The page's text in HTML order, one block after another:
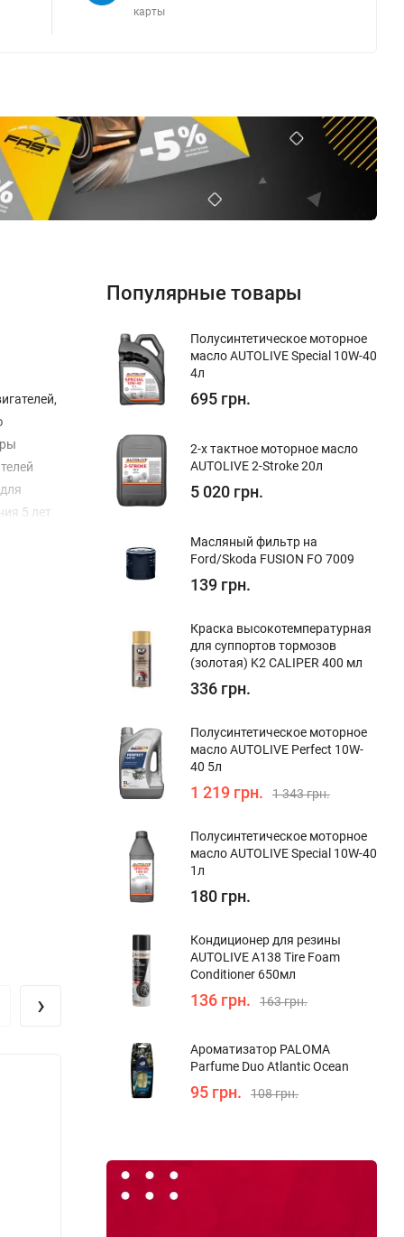
карты
5 лет
›
Популярные товары
Полуcинтетическое моторное
масло AUTOLIVE Special 10W-40
4л
695 грн.
2-х тактное моторное масло
AUTOLIVE 2-Stroke 20л
5 020 грн.
Масляный фильтр на
Ford/Skoda FUSION FO 7009
139 грн.
Краска высокотемпературная
для суппортов тормозов
(золотая) K2 CALIPER 400 мл
336 грн.
Полуcинтетическое моторное
масло AUTOLIVE Perfect 10W-
40 5л
1 219 грн. 1 343 грн.
Полуcинтетическое моторное
масло AUTOLIVE Special 10W-40
1л
180 грн.
Кондиционер для резины
AUTOLIVE A138 Tire Foam
Conditioner 650мл
136 грн. 163 грн.
Ароматизатор PALOMA
Parfume Duo Atlantic Ocean
95 грн. 108 грн.